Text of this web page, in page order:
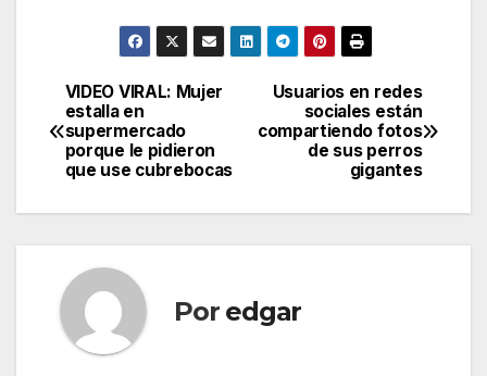
Navegación
de
entradas
Usuarios en redes
sociales están
compartiendo fotos
de sus perros
gigantes
VIDEO VIRAL: Mujer
estalla en
supermercado
porque le pidieron
que use cubrebocas
Por edgar